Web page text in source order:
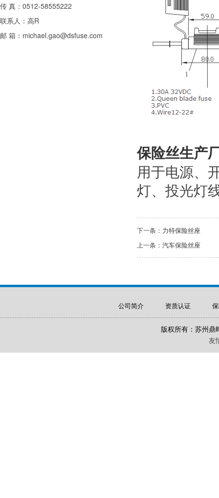
传 真：0512-58555222
联系人：高R
邮 箱：michael.gao@dsfuse.com
保险丝生产
用于电源、
灯、投光灯
下一条： 力特保险丝座
上一条： 汽车保险丝座
公司简介 资质认证
版权所有：苏州
友